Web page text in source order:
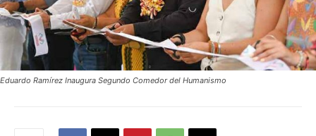
Eduardo Ramírez Inaugura Segundo Comedor del Humanismo